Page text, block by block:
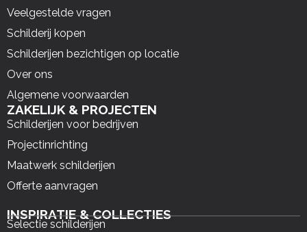
Veelgestelde vragen
Schilderij kopen
Schilderijen bezichtigen op locatie
Over ons
Algemene voorwaarden
ZAKELIJK & PROJECTEN
Schilderijen voor bedrijven
Projectinrichting
Maatwerk schilderijen
Offerte aanvragen
INSPIRATIE & COLLECTIES
Selectie schilderijen